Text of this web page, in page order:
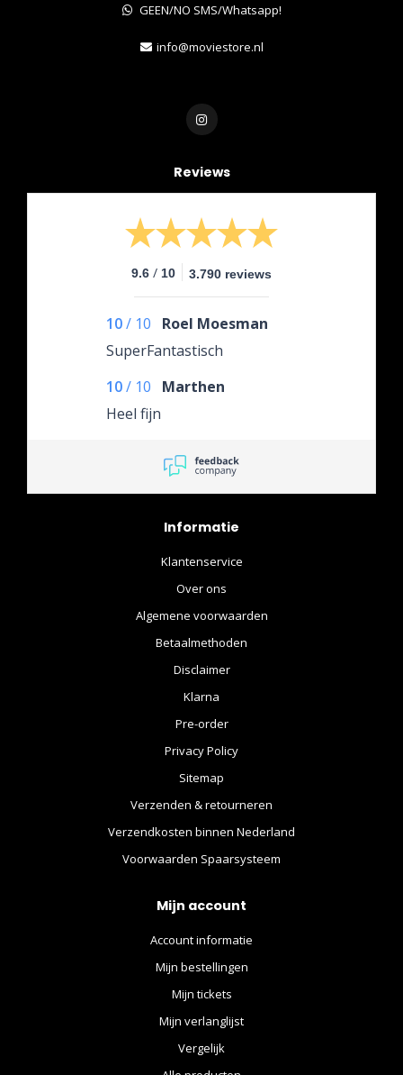
GEEN/NO SMS/Whatsapp!
info@moviestore.nl
Reviews
9.6 / 10 3.790 reviews
10/ 10
Roel Moesman
SuperFantastisch
10/ 10
Marthen
Heel fijn
Informatie
Klantenservice
Over ons
Algemene voorwaarden
Betaalmethoden
Disclaimer
Klarna
Pre-order
Privacy Policy
Sitemap
Verzenden & retourneren
Verzendkosten binnen Nederland
Voorwaarden Spaarsysteem
Mijn account
Account informatie
Mijn bestellingen
Mijn tickets
Mijn verlanglijst
Vergelijk